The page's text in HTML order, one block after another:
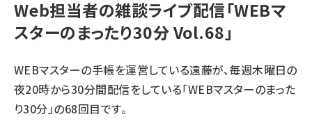
Web担当者の雑談ライブ配信「WEBマ
スターのまったり30分 Vol.68」
WEBマスターの手帳を運営している遠藤が、毎週木曜日の
夜20時から30分間配信をしている「WEBマスターのまった
り30分」の68回目です。